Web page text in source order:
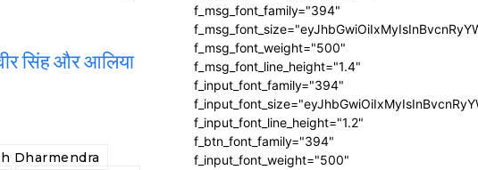
सिंह और आलिया
Dharmendra
f_msg_font_family="394"
f_msg_font_weight="500"
f_msg_font_line_height="1.4"
f_input_font_family="394"
f_input_font_line_height="1.2"
f_btn_font_family="394"
f_input_font_weight="500"